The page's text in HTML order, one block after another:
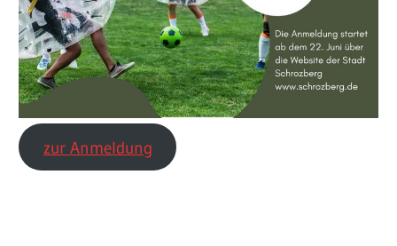
zur Anmeldung